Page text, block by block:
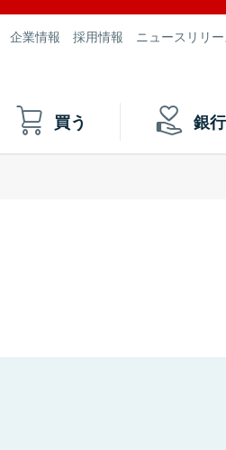
企業情報 採用情報 ニュースリリー
買う 銀